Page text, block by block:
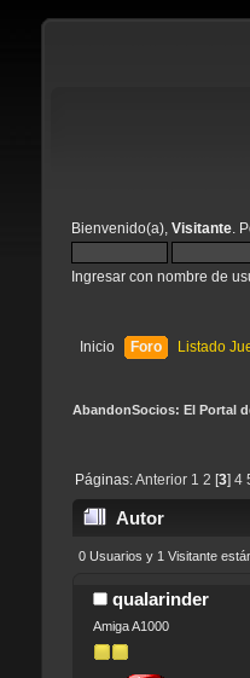
Bienvenido(a), Visitante.
Ingresar con nombre de
Inicio Foro Listado
AbandonSocios: El Portal
Páginas:Anterior 1 2 3] 4
Autor
0 Usuarios y 1 Visitante
qualarinder
Amiga A1000